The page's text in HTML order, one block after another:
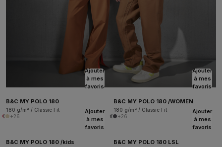
Ajouter
à mes
favoris
B&C MY POLO 180
180 g/m² / Classic Fit
+26
Ajouter
à mes
favoris
B&C MY POLO 180 /WOMEN
180 g/m² / Classic Fit
+26
Ajouter
à mes
favoris
B&C MY POLO 180 /kids
Ajouter
à mes
favoris
B&C MY POLO 180 LSL